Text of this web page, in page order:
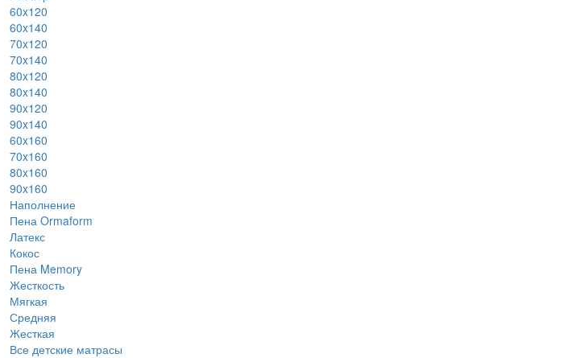
60x120
60x140
70x120
70x140
80x120
80x140
90x120
90x140
60x160
70x160
80x160
90x160
Наполнение
Пена Ormaform
Латекс
Кокос
Пена Memory
Жесткость
Мягкая
Средняя
Жесткая
Все детские матрасы